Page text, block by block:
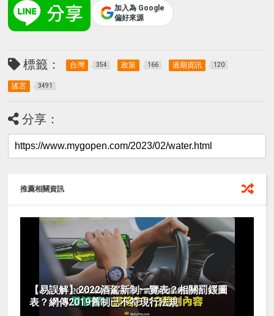
加入為 Google
偏好來源
標籤： 台灣 354 政策 166 過期資訊 120
謠言 3491
分享：
推薦相關資訊
【易誤解】2022酒駕新制一覽表？相關罰鍰圖
表？網傳2019舊制已不符現行法規